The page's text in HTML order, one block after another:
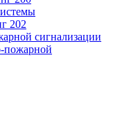
202
сигнализации
пожарной